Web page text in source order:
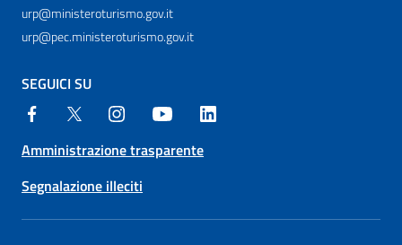
urp@ministeroturismo.gov.it
urp@pec.ministeroturismo.gov.it
SEGUICI SU
Amministrazione trasparente
Segnalazione illeciti